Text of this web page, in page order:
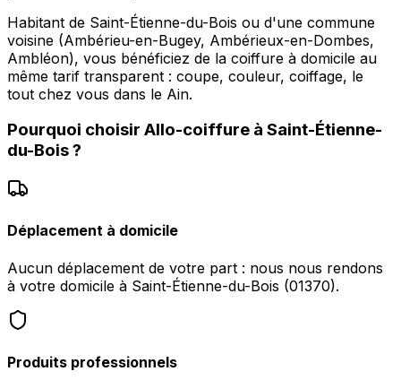
Habitant de Saint-Étienne-du-Bois ou d'une commune
voisine (Ambérieu-en-Bugey, Ambérieux-en-Dombes,
Ambléon), vous bénéficiez de la coiffure à domicile au
même tarif transparent : coupe, couleur, coiffage, le
tout chez vous dans le Ain.
Pourquoi choisir Allo-coiffure à Saint-Étienne-
du-Bois?
Déplacement à domicile
Aucun déplacement de votre part : nous nous rendons
à votre domicile à Saint-Étienne-du-Bois (01370).
Produits professionnels